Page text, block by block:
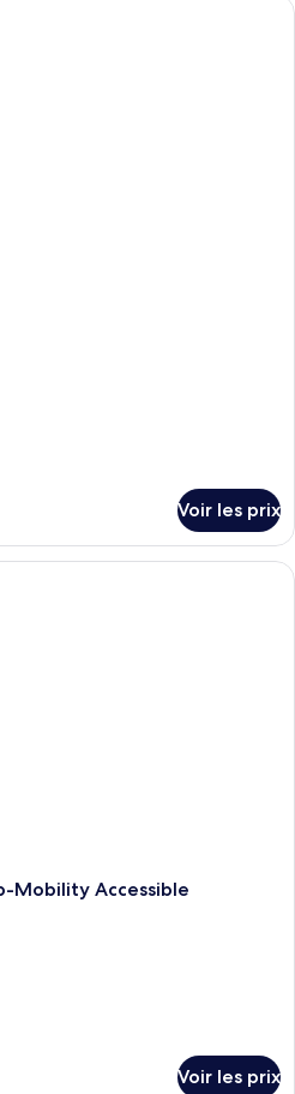
Voir les prix
Mobility Accessible
Voir les prix